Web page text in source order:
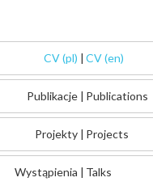
CV (pl) | CV (en)
Publikacje | Publications
Projekty | Projects
Wystąpienia | Talks